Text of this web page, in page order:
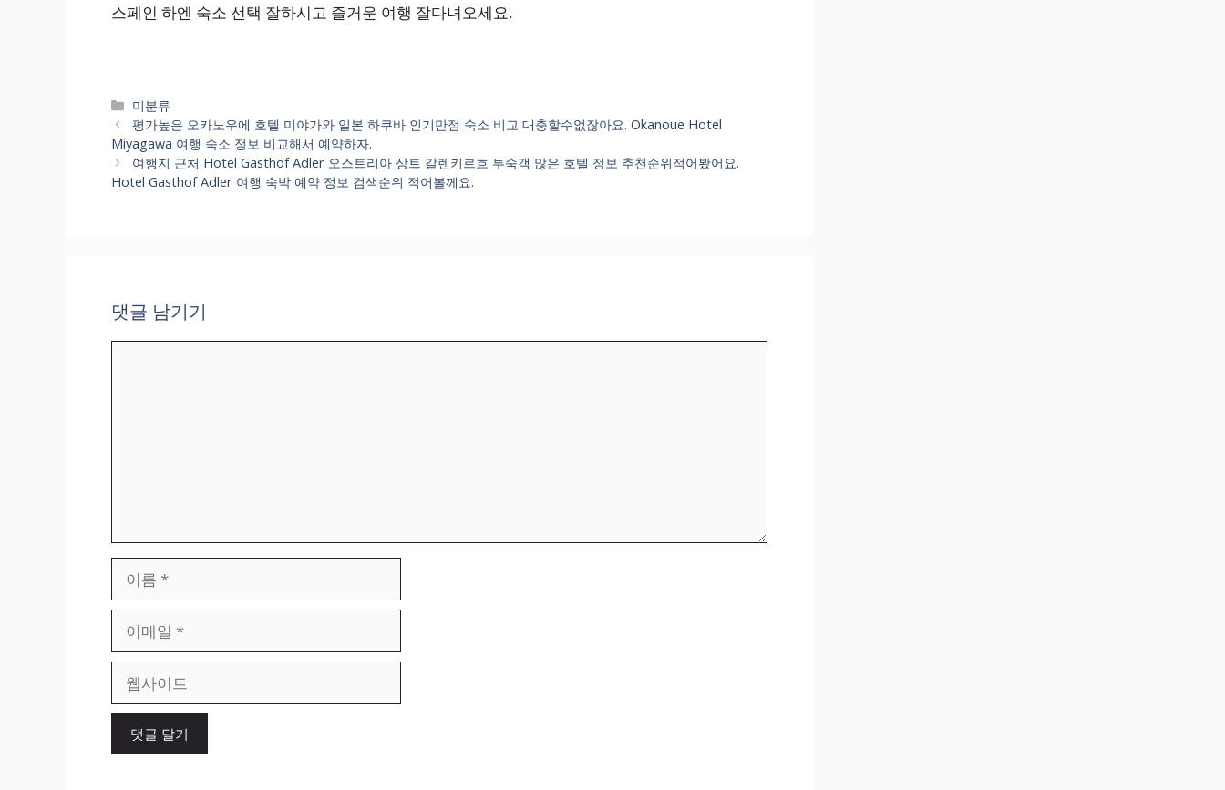
스페인 하엔 숙소 선택 잘하시고 즐거운 여행 잘다녀오세요.
카
테
고
리
미분류
평가높은 오카노우에 호텔 미야가와 일본 하쿠바 인기만점 숙소 비교 대충할수없잖아요. Okanoue Hotel
Miyagawa 여행 숙소 정보 비교해서 예약하자.
여행지 근처 Hotel Gasthof Adler 오스트리아 상트 갈렌키르흐 투숙객 많은 호텔 정보 추천순위적어봤어요.
Hotel Gasthof Adler 여행 숙박 예약 정보 검색순위 적어볼께요.
댓글 남기기
일
이